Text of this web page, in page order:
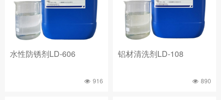
水性防锈剂LD-606
916
铝材清洗剂LD-108
890